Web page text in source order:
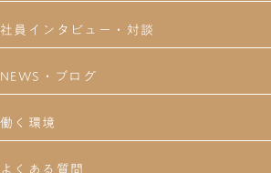
社員インタビュー・対談
NEWS・ブログ
働く環境
よくある質問